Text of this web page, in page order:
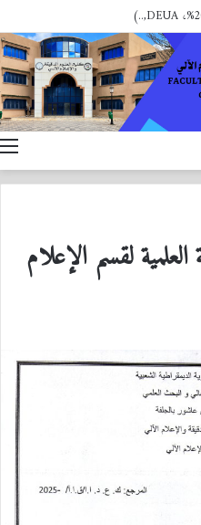
لقسم الإعلام